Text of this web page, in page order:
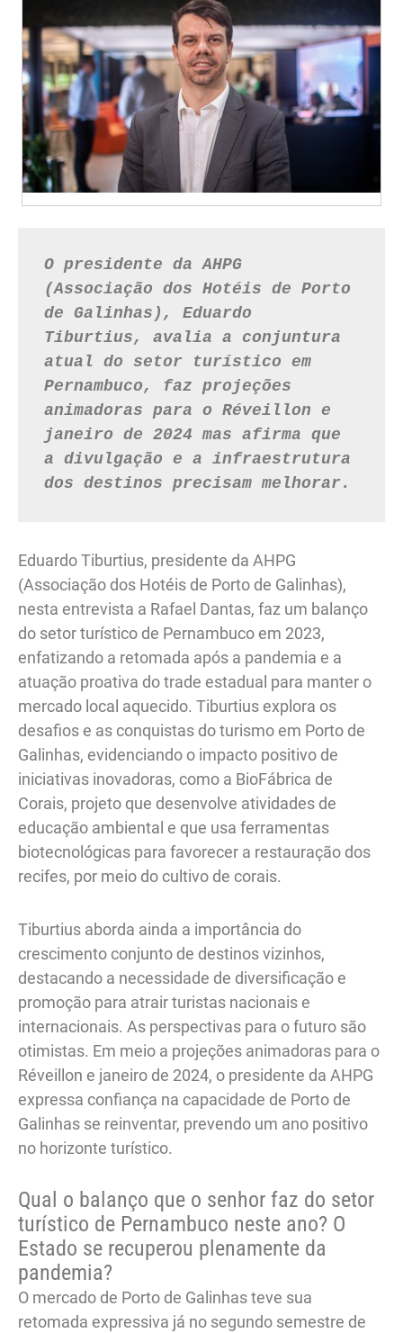
O presidente da AHPG
(Associação dos Hotéis de Porto
de Galinhas), Eduardo
Tiburtius, avalia a conjuntura
atual do setor turístico em
Pernambuco, faz projeções
animadoras para o Réveillon e
janeiro de 2024 mas afirma que
a divulgação e a infraestrutura
dos destinos precisam melhorar.
Eduardo Tiburtius, presidente da AHPG
(Associação dos Hotéis de Porto de Galinhas),
nesta entrevista a Rafael Dantas, faz um balanço
do setor turístico de Pernambuco em 2023,
enfatizando a retomada após a pandemia e a
atuação proativa do trade estadual para manter o
mercado local aquecido. Tiburtius explora os
desafios e as conquistas do turismo em Porto de
Galinhas, evidenciando o impacto positivo de
iniciativas inovadoras, como a BioFábrica de
Corais, projeto que desenvolve atividades de
educação ambiental e que usa ferramentas
biotecnológicas para favorecer a restauração dos
recifes, por meio do cultivo de corais.
Tiburtius aborda ainda a importância do
crescimento conjunto de destinos vizinhos,
destacando a necessidade de diversificação e
promoção para atrair turistas nacionais e
internacionais. As perspectivas para o futuro são
otimistas. Em meio a projeções animadoras para o
Réveillon e janeiro de 2024, o presidente da AHPG
expressa confiança na capacidade de Porto de
Galinhas se reinventar, prevendo um ano positivo
no horizonte turístico.
Qual o balanço que o senhor faz do setor
turístico de Pernambuco neste ano? O
Estado se recuperou plenamente da
pandemia?
O mercado de Porto de Galinhas teve sua
retomada expressiva já no segundo semestre de